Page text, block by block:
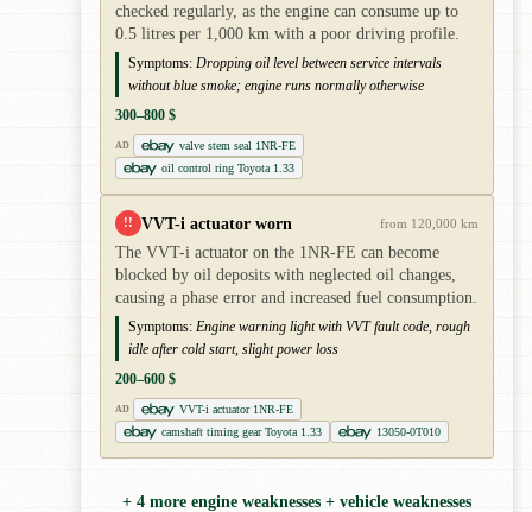
checked regularly, as the engine can consume up to
0.5 litres per 1,000 km with a poor driving profile.
Symptoms: Dropping oil level between service intervals
without blue smoke; engine runs normally otherwise
300–800 $
AD
valve stem seal 1NR-FE
oil control ring Toyota 1.33
!! VVT-i actuator worn from 120,000 km
The VVT-i actuator on the 1NR-FE can become
blocked by oil deposits with neglected oil changes,
causing a phase error and increased fuel consumption.
Symptoms: Engine warning light with VVT fault code, rough
idle after cold start, slight power loss
200–600 $
AD
VVT-i actuator 1NR-FE
camshaft timing gear Toyota 1.33
13050-0T010
+ 4 more engine weaknesses + vehicle weaknesses